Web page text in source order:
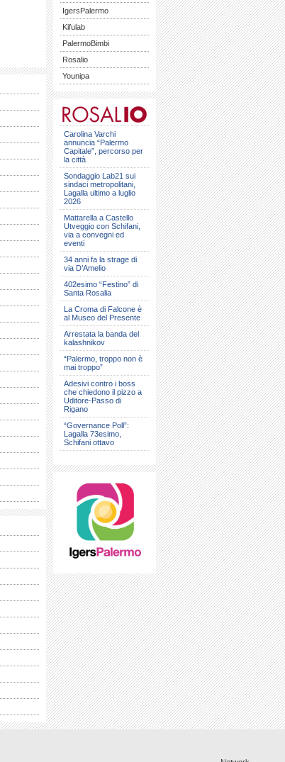
IgersPalermo
Kifulab
PalermoBimbi
Rosalio
Younipa
Carolina Varchi
annuncia “Palermo
Capitale”, percorso per
la città
Sondaggio Lab21 sui
sindaci metropolitani,
Lagalla ultimo a luglio
2026
Mattarella a Castello
Utveggio con Schifani,
via a convegni ed
eventi
34 anni fa la strage di
via D’Amelio
402esimo “Festino” di
Santa Rosalia
La Croma di Falcone è
al Museo del Presente
Arrestata la banda del
kalashnikov
“Palermo, troppo non è
mai troppo”
Adesivi contro i boss
che chiedono il pizzo a
Uditore-Passo di
Rigano
“Governance Poll”:
Lagalla 73esimo,
Schifani ottavo